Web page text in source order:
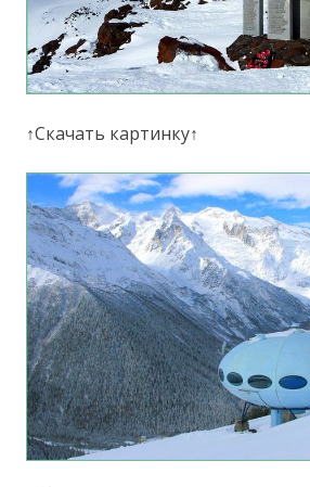
↑Скачать картинку↑